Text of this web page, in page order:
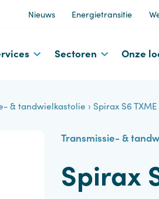
Nieuws Energietransitie
Services Sectoren
& tandwielkastolie›Spirax S6
Transmissie- &